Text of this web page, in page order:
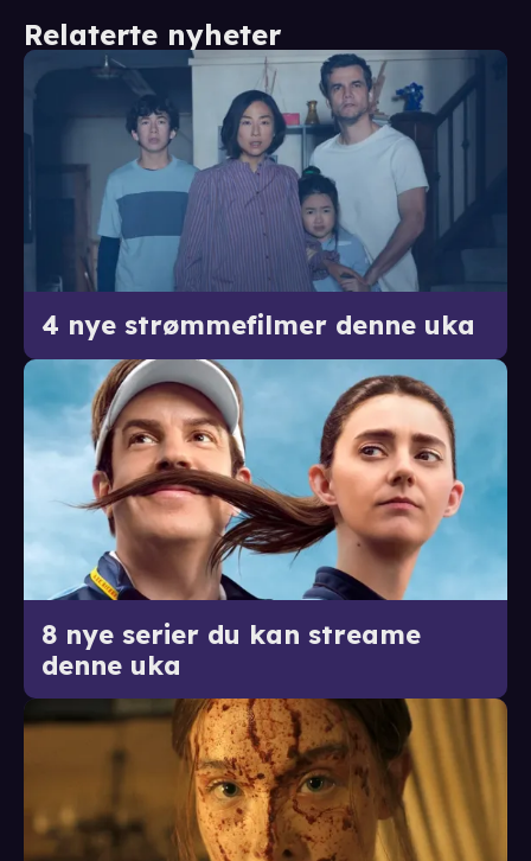
Relaterte nyheter
4 nye strømmefilmer denne uka
8 nye serier du kan streame
denne uka